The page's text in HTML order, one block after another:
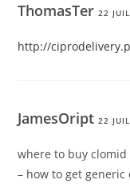
ThomasTer22
http://
JamesOript22
where to buy
– how to get